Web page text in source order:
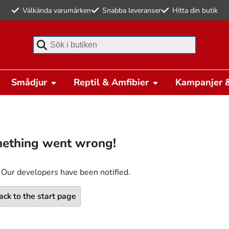
Välkända varumärken Snabba leveranser Hitta din butik
Börja skriva för att söka
Smådjur Reptil & Amfibier Kampanjer
went wrong!
developers have been notified.
to the start page